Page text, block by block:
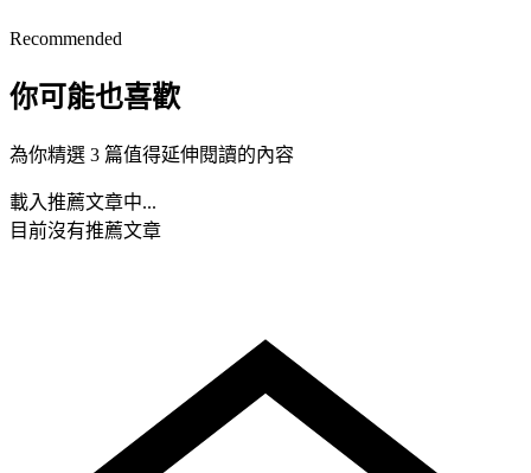
Recommended
你可能也喜歡
為你精選 3 篇值得延伸閱讀的內容
載入推薦文章中...
目前沒有推薦文章